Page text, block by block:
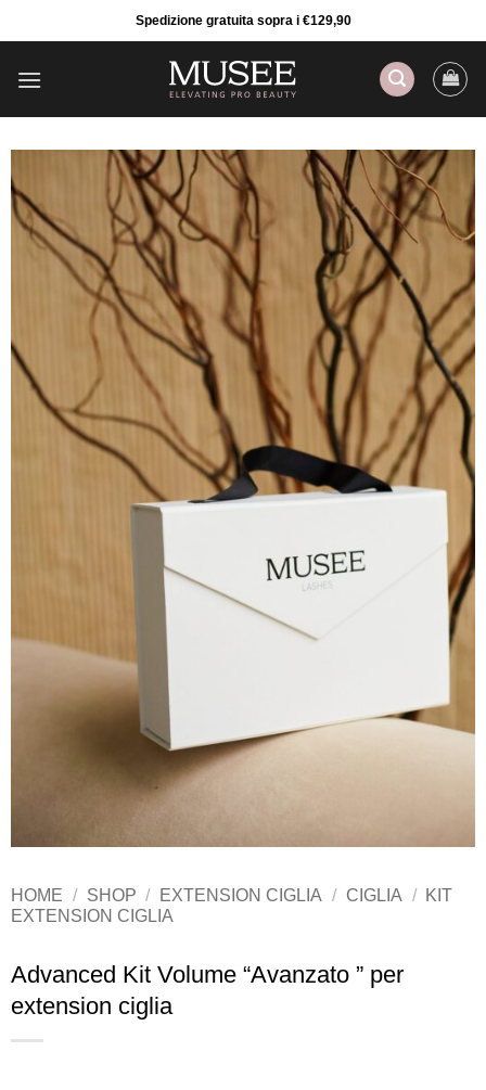
ai
Spedizione gratuita sopra i €129,90
HOME / SHOP / EXTENSION CIGLIA / CIGLIA /
KIT
EXTENSION CIGLIA
Advanced Kit Volume “Avanzato ” per
extension ciglia